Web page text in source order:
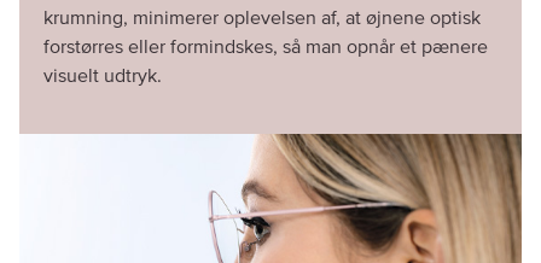
krumning, minimerer oplevelsen af, at øjnene optisk
forstørres eller formindskes, så man opnår et pænere
visuelt udtryk.